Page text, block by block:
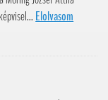
Elolvasom